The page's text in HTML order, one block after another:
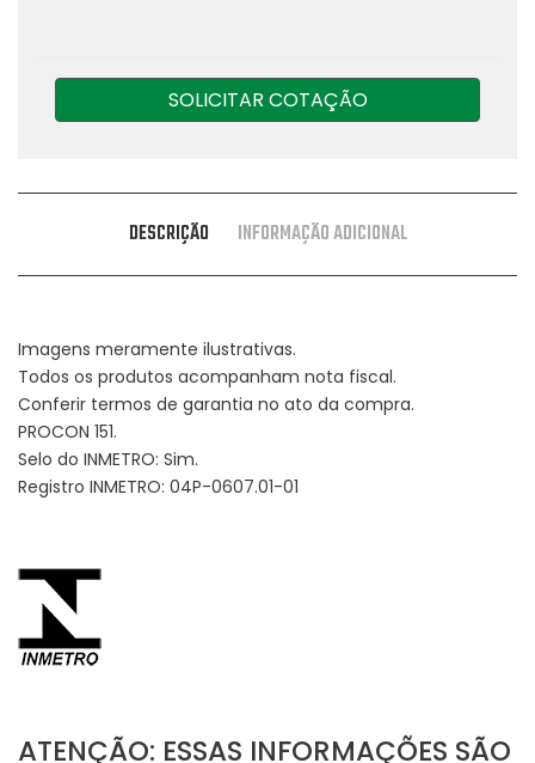
SOLICITAR COTAÇÃO
DESCRIÇÃO INFORMAÇÃO ADICIONAL
Imagens meramente ilustrativas.
Todos os produtos acompanham nota fiscal.
Conferir termos de garantia no ato da compra.
PROCON 151.
Selo do INMETRO: Sim.
Registro INMETRO: 04P-0607.01-01
ATENÇÃO: ESSAS INFORMAÇÕES SÃO